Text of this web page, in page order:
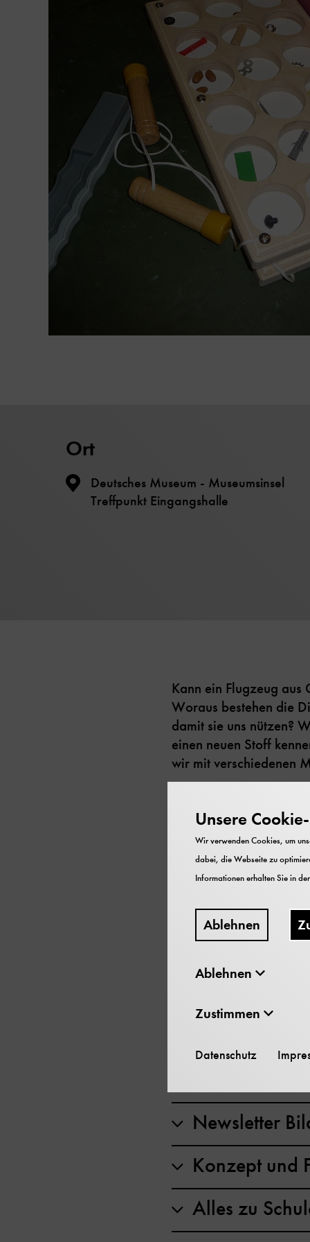
Ort
Deutsches Museum - Museumsinsel
Treffpunkt Eingangshalle
Kann ein Flugzeug aus
Woraus bestehen die
damit sie uns nützen?
einen neuen Stoff
wir mit verschiedenen
Was Sie zu unseren
Newsletter
Konzept und
Alles zu
Unsere
Wir verwenden Cookies, um
dabei, die Webseite zu
Informationen erhalten Sie in der
Ablehnen
Ablehnen
Zustimmen
Datenschutz